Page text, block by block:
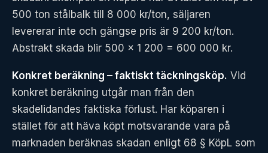
500 ton stålbalk till 8 000 kr/ton, säljaren
levererar inte och gängse pris är 9 200 kr/ton.
Abstrakt skada blir 500 × 1 200 = 600 000 kr.
Konkret beräkning – faktiskt täckningsköp. Vid
konkret beräkning utgår man från den
skadelidandes faktiska förlust. Har köparen i
stället för att häva köpt motsvarande vara på
marknaden beräknas skadan enligt 68 § KöpL som